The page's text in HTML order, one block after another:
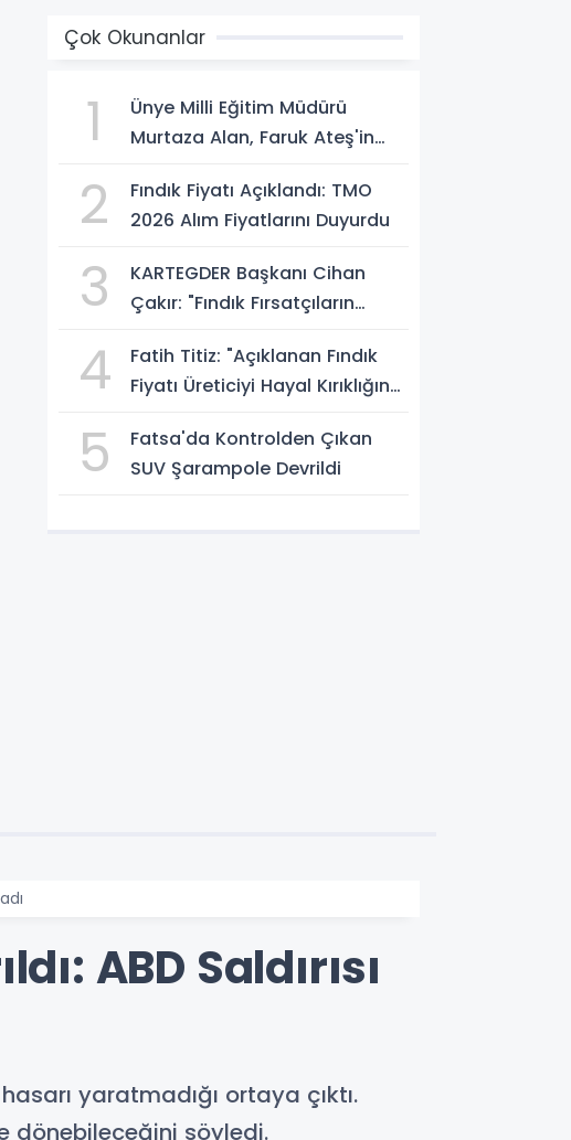
Çok Okunanlar
1
Ünye Milli Eğitim Müdürü
Murtaza Alan, Faruk Ateş'in
2
Fındık Fiyatı Açıklandı: TMO
2026 Alım Fiyatlarını Duyurdu
3
KARTEGDER Başkanı Cihan
Çakır: "Fındık Fırsatçıların
4
Fatih Titiz: "Açıklanan Fındık
Fiyatı Üreticiyi Hayal Kırıklığına
5
Fatsa'da Kontrolden Çıkan
SUV Şarampole Devrildi
ABD Saldırısı
yaratmadığı ortaya çıktı.
dönebileceğini söyledi.